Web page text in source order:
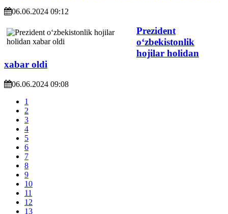
06.06.2024 09:12
Prezident
o‘zbekistonlik
hojilar holidan
xabar oldi
06.06.2024 09:08
1
2
3
4
5
6
7
8
9
10
11
12
13